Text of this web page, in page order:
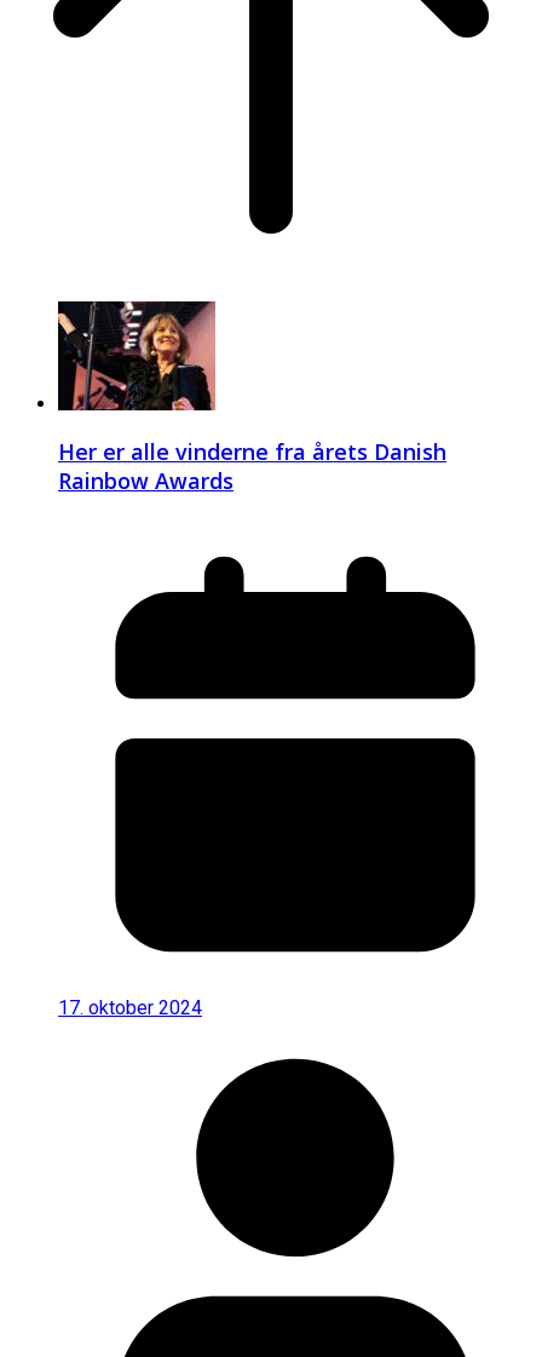
Her er alle vinderne fra årets Danish
Rainbow Awards
17. oktober 2024